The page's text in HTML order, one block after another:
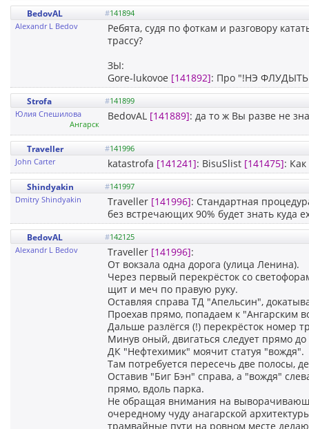
BedovAL #141894
Alexandr L Bedov
Ребята, судя по фоткам и разговору
трассу?
ЗЫ:
Gore-lukovoe [141892]: Про "!НЭ
Strofa #141899
Юлия Спешилова
Ангарск
BedovAL [141889]: да то ж Вы разве не
Traveller #141996
John Carter
katastrofa [141241]: BisuSlist [141475]:
Shindyakin #141997
Dmitry Shindyakin
Traveller [141996]: Стандартная
без встречающих 90% будет знать куда
BedovAL #142125
Alexandr L Bedov
Traveller [141996]:
От вокзала одна дорога (улица Ленина).
Через первый перекрёсток со
щит и меч по правую руку.
Оставляя справа ТД "Апельсин",
Проехав прямо, попадаем к "Ангарским
Дальше разлёгся (!) перекрёсток номер
Минув оный, двигаться следует прямо
ДК "Нефтехимик" моячит статуя "вождя".
Там потребуется пересечь две полосы,
Оставив "Биг Бэн" справа, а "вождя"
прямо, вдоль парка.
Не обращая внимания на
очередному чуду анагарской
трамвайные пути на ровном месте